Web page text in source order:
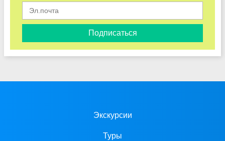
Подписаться
Экскурсии
Туры